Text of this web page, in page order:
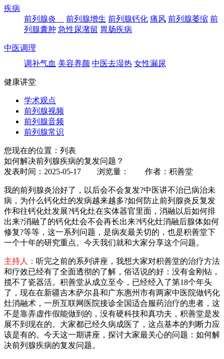
疾病
前列腺炎
前列腺增生 前列腺钙化 痛风 前列腺萎缩 前
列腺囊肿 急性尿潴留 胃肠疾病
中医调理
调补气血 美容养颜 中医去湿热 女性漏尿
健康讲堂
学术观点
前列腺视频
前列腺音频
前列腺常识
您现在的位置：列表
如何解决前列腺疾病的复发问题？
发表时间：2025-05-17 浏览量：
作者：积善堂
我的前列腺炎治好了，以后会不会复发?中医讲不治已病治未
病，为什么钙化灶的发病越来越多?如何防止前列腺炎反复发
作和往钙化灶发展?钙化灶在实体器官里面，消融以后如何排
出来?消融了的钙化灶会不会再长出来?钙化灶消融后腺体如何
修复?等等，这一系列问题，是病友最关切的，也是积善堂下
一个十年的研究重点。今天我们就和大家分享这个问题。
主持人： 听完之前的系列讲座，我想大家对积善堂的治疗方法
和疗效已经有了全面透彻的了解，俗话说的好：没有金刚钻，
揽不了瓷器活。积善堂从成立至今，已经经入了第18个年头
了，现在在新疆吉木萨尔县和广东惠州市有两家中医院做钙化
灶消融术，一所互联网医院接诊全国适合服药治疗的患者，这
不是靠弄虚作假能做到的，没有硬科技和真功夫，积善堂是发
展不到现在的。大家都已经久病成医了，这点基本的判断力应
该是有的。今天这一期讲座，探讨大家最关心的问题：如何解
决前列腺疾病的复发问题。